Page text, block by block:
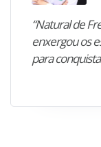
“Natural de
enxergou os
para